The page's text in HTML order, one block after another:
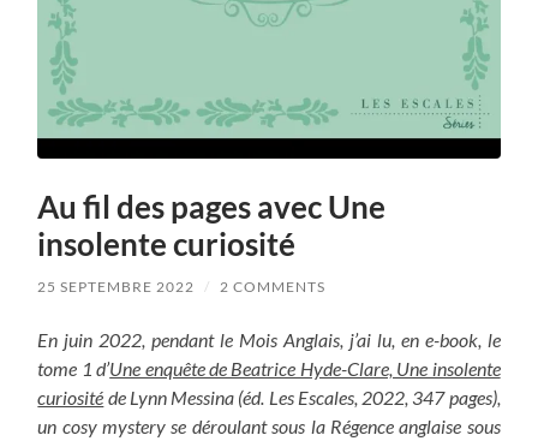
Au fil des pages avec Une
insolente curiosité
25 SEPTEMBRE 2022 / 2 COMMENTS
En juin 2022, pendant le Mois Anglais, j’ai lu, en e-book, le
tome 1 d’Une enquête de Beatrice Hyde-Clare, Une insolente
curiosité de Lynn Messina (éd. Les Escales, 2022, 347 pages),
un cosy mystery se déroulant sous la Régence anglaise sous